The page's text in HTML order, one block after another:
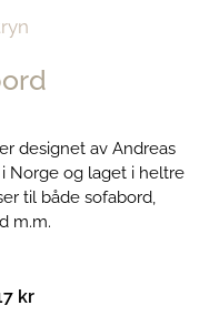
designet av Andreas
Norge og laget i heltre
til både sofabord,
m.m.
krPrisområde: